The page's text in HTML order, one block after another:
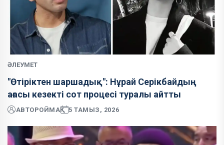
ӘЛЕУМЕТ
"Өтіріктен шаршадық": Нұрай Серікбайдың
ағасы кезекті сот процесі туралы айтты
АВТОРОЙМАҚ 5 ТАМЫЗ, 2026